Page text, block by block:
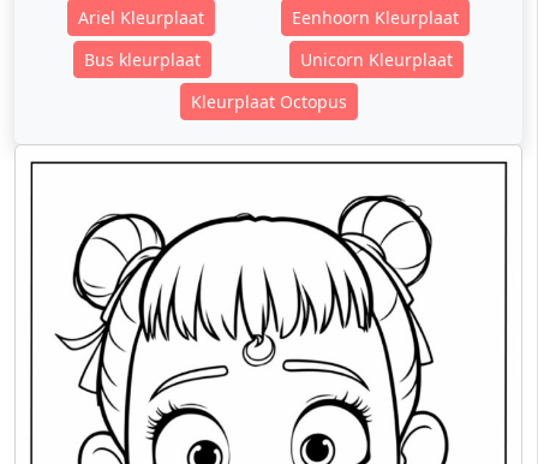
Ariel Kleurplaat
Eenhoorn Kleurplaat
Bus kleurplaat
Unicorn Kleurplaat
Kleurplaat Octopus